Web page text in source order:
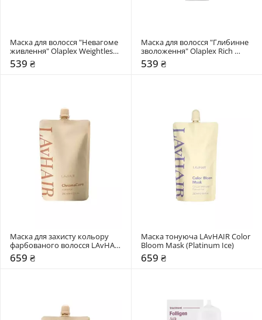
Маска для волосся "Невагоме
живлення" Olaplex Weightless
Nourishing Mask
539 ₴
Маска для волосся "Глибинне
зволоження" Olaplex Rich
Hydratation Mask
539 ₴
Маска для захисту кольору
фарбованого волосся LAvHAIR
ChromaCare
659 ₴
Маска тонуюча LAvHAIR Color
Bloom Mask (Platinum Ice)
659 ₴